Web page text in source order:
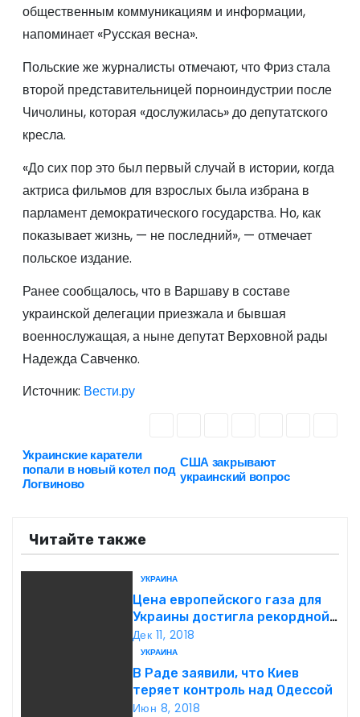
общественным коммуникациям и информации,
напоминает «Русская весна».
Польские же журналисты отмечают, что Фриз стала
второй представительницей порноиндустрии после
Чичолины, которая «дослужилась» до депутатского
кресла.
«До сих пор это был первый случай в истории, когда
актриса фильмов для взрослых была избрана в
парламент демократического государства. Но, как
показывает жизнь, — не последний», — отмечает
польское издание.
Ранее сообщалось, что в Варшаву в составе
украинской делегации приезжала и бывшая
военнослужащая, а ныне депутат Верховной рады
Надежда Савченко.
Источник: Вести.ру
Н
а
в
и
США закрывают
украинский вопрос
Украинские каратели
попали в новый котел под
Логвиново
Читайте также
УКРАИНА
Цена европейского газа для
Украины достигла рекордной
суммы
Дек 11, 2018
УКРАИНА
В Раде заявили, что Киев
теряет контроль над Одессой
Июн 8, 2018